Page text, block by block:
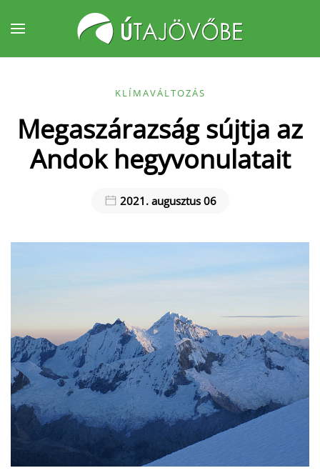
Fő tartalom átugrása
KLÍMAVÁLTOZÁS
Megaszárazság sújtja az
Andok hegyvonulatait
2021. augusztus 06